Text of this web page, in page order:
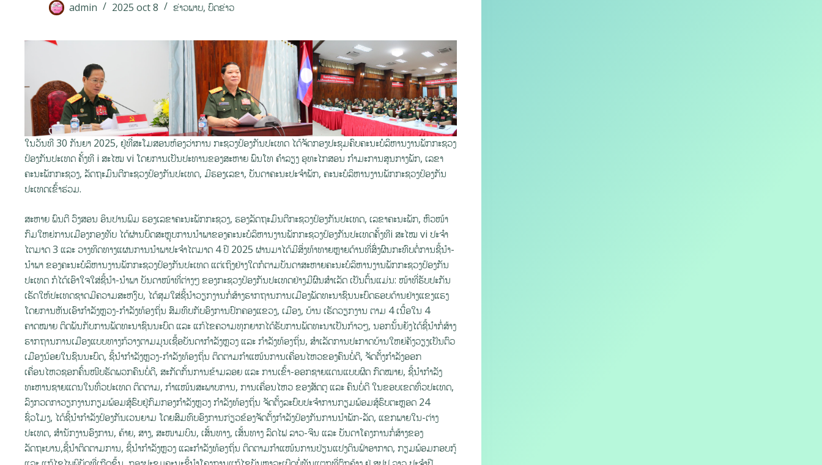
admin 2025 oct 8 ຂ່າວພາບ, ບົດຂ່າວ
ໃນວັນທີ 30 ກັນຍາ 2025, ຢູ່ທີ່ສະໂມສອນຫ້ອງວ່າການ ກະຊວງປ້ອງກັນປະເທດ ໄດ້ຈັດກອງປະຊຸມຄົບຄະນະບໍລິຫານງານພັກກະຊວງ
ປ້ອງກັນປະເທດ ຄັ້ງທີ i ສະໄໝ vi ໂດຍການເປັນປະທານຂອງສະຫາຍ ພົນໂທ ຄຳລຽງ ອຸທະໄກສອນ ກຳມະການສູນກາງພັກ, ເລຂາ
ຄະນະພັກກະຊວງ, ລັດຖະມົນຕີກະຊວງປ້ອງກັນປະເທດ, ມີຮອງເລຂາ, ບັນດາຄະນະປະຈຳພັກ, ຄະນະບໍລິຫານງານພັກກະຊວງປ້ອງກັນ
ປະເທດເຂົ້າຮ່ວມ.
ສະຫາຍ ພົນຕີ ວົງສອນ ອິນປານພິມ ຮອງເລຂາຄະນະພັກກະຊວງ, ຮອງລັດຖະມົນຕີກະຊວງປ້ອງກັນປະເທດ, ເລຂາຄະນະພັກ, ຫົວໜ້າ
ກົມໃຫຍ່ການເມືອງກອງທັບ ໄດ້ຜ່ານບົດສະຫຼຸບການນໍາພາຂອງຄະນະບໍລິຫານງານພັກກະຊວງປ້ອງກັນປະເທດຄັ້ງທີi ສະໄໝ vi ປະຈຳ
ໄຕມາດ 3 ແລະ ວາງທິດທາງແຜນການນຳພາປະຈຳໄຕມາດ 4 ປີ 2025 ຜ່ານມາໄດ້ມີສິ່ງທ້າທາຍຫຼາຍດ້ານທີ່ສົ່ງຜົນກະທົບຕໍ່ການຊີ້ນໍາ-
ນໍາພາ ຂອງຄະນະບໍລິຫານງານພັກກະຊວງປ້ອງກັນປະເທດ ແຕ່ເຖິງຢ່າງໃດກໍຕາມບັນດາສະຫາຍຄະນະບໍລິຫານງານພັກກະຊວງປ້ອງກັນ
ປະເທດ ກໍໄດ້ເອົາໃຈໃສ່ຊີ້ນໍາ-ນໍາພາ ບັນດາໜ້າທີ່ຕ່າງໆ ຂອງກະຊວງປ້ອງກັນປະເທດຢ່າງມີຜົນສໍາເລັດ ເປັນຕົ້ນແມ່ນ: ໜ້າທີ່ຮັບປະກັນ
ເຮັດໃຫ້ປະເທດຊາດມີຄວາມສະຫງົບ, ໄດ້ສຸມໃສ່ຊີ້ນໍາວຽກງານກໍ່ສ້າງຮາກຖານການເມືອງພັດທະນາຊົນນະບົດຮອບດ້ານຢ່າງແຂງແຮງ
ໂດຍການຫັນເອົາກໍາລັງຫຼວງ-ກໍາລັງທ້ອງຖິ່ນ ສົມທົບກັບອົງການປົກຄອງແຂວງ, ເມືອງ, ບ້ານ ເຮັດວຽກງານ ຕາມ 4 ເນື້ອໃນ 4
ຄາດໝາຍ ຕິດພັນກັບການພັດທະນາຊົນນະບົດ ແລະ ແກ້ໄຂຄວາມທຸກຍາກໄດ້ຮັບການພັດທະນາເປັນກ້າວໆ, ນອກນັ້ນຍັງໄດ້ຊີ້ນໍາກໍ່ສ້າງ
ຮາກຖານການເມືອງແບບທາງກ້ວາງຕາມມູນເຊື້ອບັນດາກຳລັງຫຼວງ ແລະ ກຳລັງທ້ອງຖິ່ນ, ສຳເລັດການປະກາດບ້ານໃຫຍ່ຄັງວຽງເປັນຕົວ
ເມືອງນ້ອຍໃນຊົນນະບົດ, ຊີ້ນຳກຳລັງຫຼວງ-ກຳລັງທ້ອງຖິ່ນ ຕິດຕາມກຳແໜ້ນການເຄື່ອນໄຫວຂອງຄົນບໍ່ດີ, ຈັດຕັ້ງກຳລັງອອກ
ເຄື່ອນໄຫວຊອກຄົ້ນໜີບຮັດພວກຄົນບໍ່ດີ, ສະກັດກັ້ນການຂ້າມລອຍ ແລະ ການເຂົ້າ-ອອກຊາຍແດນແບບຜິດ ກົດໝາຍ, ຊີ້ນໍາກໍາລັງ
ທະຫານຊາຍແດນໃນທົ່ວປະເທດ ຕິດຕາມ, ກຳແໜ້ນສະພາບການ, ການເຄື່ອນໄຫວ ຂອງສັດຕູ ແລະ ຄົນບໍ່ດີ ໃນຂອບເຂດທົ່ວປະເທດ,
ລົງກວດກາວຽກງານກຽມພ້ອມສູ້ຮົບຢູ່ກົມກອງກຳລັງຫຼວງ ກຳລັງທ້ອງຖິ່ນ ຈັດຕັ້ງລະບົບປະຈຳການກຽມພ້ອມສູ້ຮົບຕະຫຼອດ 24
ຊົ່ວໂມງ, ໄດ້ຊີ້ນໍາກໍາລັງປ້ອງກັນເວນຍາມ ໂດຍສົມທົບອົງການກ່ຽວຂ້ອງຈັດຕັ້ງກໍາລັງປ້ອງກັນການນໍາພັກ-ລັດ, ແຂກພາຍໃນ-ຕ່າງ
ປະເທດ, ສຳນັກງານອົງການ, ຄ້າຍ, ສາງ, ສະໜາມບິນ, ເສັ້ນທາງ, ເສັ້ນທາງ ລົດໄຟ ລາວ-ຈີນ ແລະ ບັນດາໂຄງການກໍ່ສ້າງຂອງ
ລັດຖະບານ,ຊີ້ນໍາຕິດຕາມການ, ຊີ້ນຳກຳລັງຫຼວງ ແລະກຳລັງທ້ອງຖິ່ນ ຕິດຕາມກຳແໜ້ນການປ່ຽນແປງດິນຟ້າອາກາດ, ກຽມພ້ອມກອບກູ້